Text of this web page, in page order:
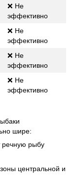
❌ Не
эффективно
❌ Не
эффективно
❌ Не
эффективно
❌ Не
эффективно
шире:
речную рыбу
центральной и